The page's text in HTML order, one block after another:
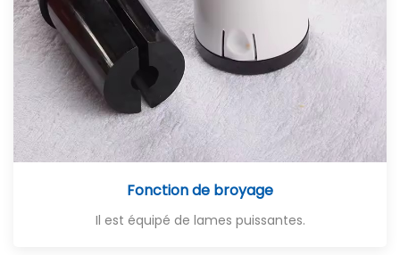
Fonction de broyage
Il est équipé de lames puissantes.